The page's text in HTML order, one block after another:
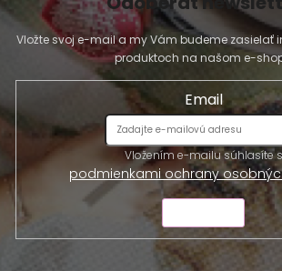
Vložte svoj e-mail a my Vám budeme zasielať
produktoch na našom e-
Email
podmienkami ochrany